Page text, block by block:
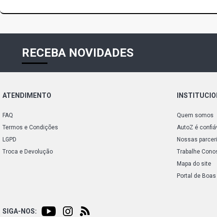
RECEBA NOVIDADES
ATENDIMENTO
FAQ
Termos e Condições
LGPD
Troca e Devolução
Quem somos
AutoZ é
Nossas
Trabalhe
Mapa do site
Portal de
SIGA-NOS: